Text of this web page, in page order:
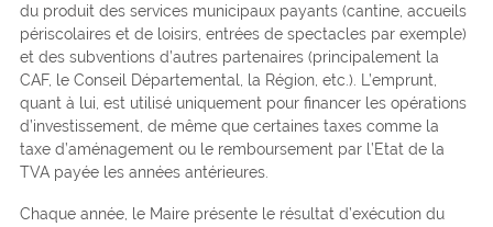
du produit des services municipaux payants (cantine, accueils
périscolaires et de loisirs, entrées de spectacles par exemple)
et des subventions d’autres partenaires (principalement la
CAF, le Conseil Départemental, la Région, etc.). L’emprunt,
quant à lui, est utilisé uniquement pour financer les opérations
d’investissement, de même que certaines taxes comme la
taxe d’aménagement ou le remboursement par l’Etat de la
TVA payée les années antérieures.
Chaque année, le Maire présente le résultat d’exécution du